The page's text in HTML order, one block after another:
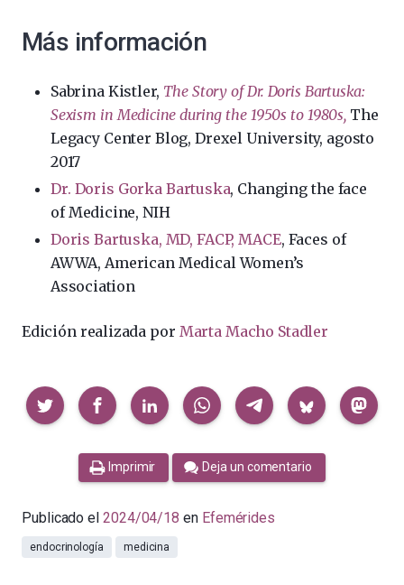
Más información
Sabrina Kistler, The Story of Dr. Doris Bartuska:
Sexism in Medicine during the 1950s to 1980s,The
Legacy Center Blog, Drexel University, agosto
2017
Dr. Doris Gorka Bartuska, Changing the face
of Medicine, NIH
Doris Bartuska, MD, FACP, MACE, Faces of
AWWA, American Medical Women’s
Association
Edición realizada por Marta Macho Stadler
Compartir
Imprimir Deja un comentario
Publicado el 2024/04/18 en Efemérides
endocrinología medicina